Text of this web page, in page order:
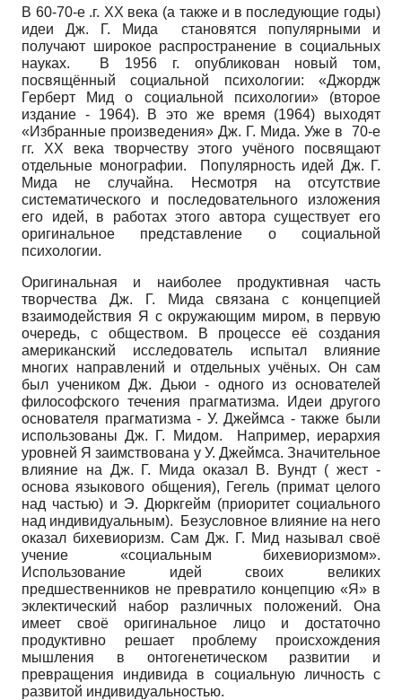
В 60-70-е .г. ХХ века (а также и в последующие годы)
идеи Дж. Г. Мида становятся популярными и
получают широкое распространение в социальных
науках. В 1956 г. опубликован новый том,
посвящённый социальной психологии: «Джордж
Герберт Мид о социальной психологии» (второе
издание - 1964). В это же время (1964) выходят
«Избранные произведения» Дж. Г. Мида. Уже в 70-е
гг. ХХ века творчеству этого учёного посвящают
отдельные монографии. Популярность идей Дж. Г.
Мида не случайна. Несмотря на отсутствие
систематического и последовательного изложения
его идей, в работах этого автора существует его
оригинальное представление о социальной
психологии.
Оригинальная и наиболее продуктивная часть
творчества Дж. Г. Мида связана с концепцией
взаимодействия Я с окружающим миром, в первую
очередь, с обществом. В процессе её создания
американский исследователь испытал влияние
многих направлений и отдельных учёных. Он сам
был учеником Дж. Дьюи - одного из основателей
философского течения прагматизма. Идеи другого
основателя прагматизма - У. Джеймса - также были
использованы Дж. Г. Мидом. Например, иерархия
уровней Я заимствована у У. Джеймса. Значительное
влияние на Дж. Г. Мида оказал В. Вундт ( жест -
основа языкового общения), Гегель (примат целого
над частью) и Э. Дюркгейм (приоритет социального
над индивидуальным). Безусловное влияние на него
оказал бихевиоризм. Сам Дж. Г. Мид называл своё
учение «социальным бихевиоризмом».
Использование идей своих великих
предшественников не превратило концепцию «Я» в
эклектический набор различных положений. Она
имеет своё оригинальное лицо и достаточно
продуктивно решает проблему происхождения
мышления в онтогенетическом развитии и
превращения индивида в социальную личность с
развитой индивидуальностью.